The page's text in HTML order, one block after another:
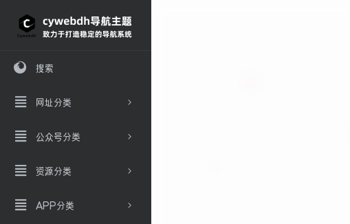
搜索
网址分类
公众号分类
资源分类
APP分类